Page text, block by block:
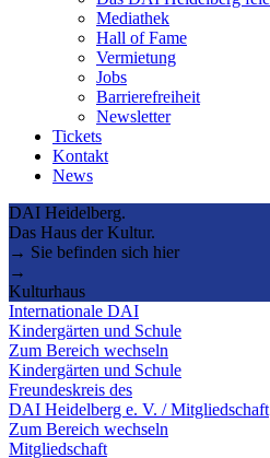
Mediathek
Hall of Fame
Vermietung
Jobs
Barrierefreiheit
Newsletter
Tickets
Kontakt
News
DAI Heidelberg.
Das Haus der Kultur.
→ Sie befinden sich hier
→
Kulturhaus
Internationale DAI
Kindergärten und Schule
Zum Bereich wechseln
Kindergärten und Schule
Freundeskreis des
DAI Heidelberg e. V. / Mitgliedschaft
Zum Bereich wechseln
Mitgliedschaft